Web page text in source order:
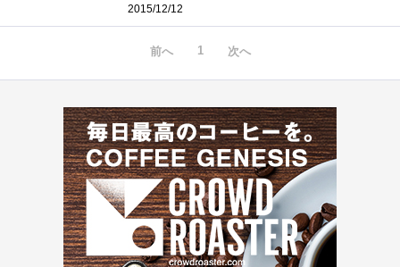
2015/12/12
前へ 1 次へ